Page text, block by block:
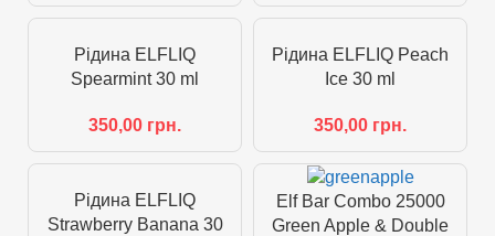
Рідина ELFLIQ
Spearmint 30 ml
350,00 грн.
Рідина ELFLIQ Peach
Ice 30 ml
350,00 грн.
Рідина ELFLIQ
Strawberry Banana 30
Elf Bar Combo 25000
Green Apple & Double